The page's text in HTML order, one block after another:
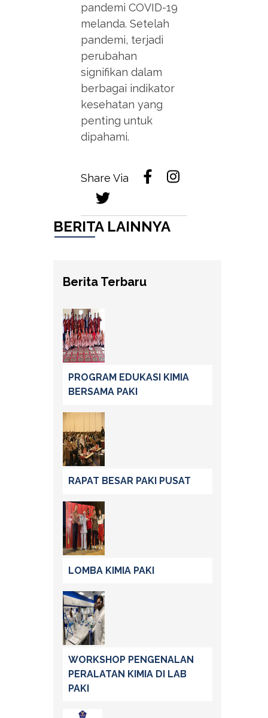
pandemi COVID-19
melanda. Setelah
pandemi, terjadi
perubahan
signifikan dalam
berbagai indikator
kesehatan yang
penting untuk
dipahami.
Share Via
BERITA LAINNYA
Berita Terbaru
PROGRAM EDUKASI KIMIA
BERSAMA PAKI
RAPAT BESAR PAKI PUSAT
LOMBA KIMIA PAKI
WORKSHOP PENGENALAN
PERALATAN KIMIA DI LAB
PAKI